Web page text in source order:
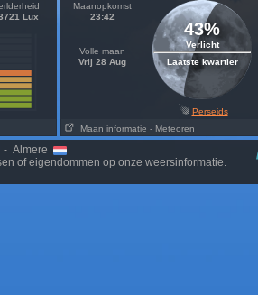
Lux
Maanopkomst
23:42
Volle maan
Vrij 28 Aug
43%
Verlicht
Laatste kwartier
Perseids
Maan informatie - Meteoren
- Almere
of eigendommen op onze weersinformatie.